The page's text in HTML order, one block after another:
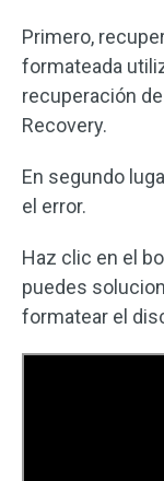
Primero,
formateada
recuperación
Recovery.
En segundo
el error.
Haz clic en el
puedes
formatear el